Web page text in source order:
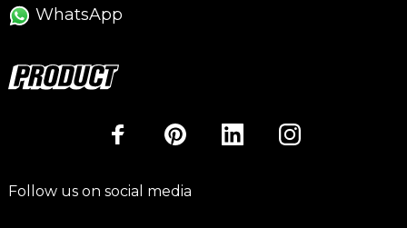
WhatsApp
Follow us on social media